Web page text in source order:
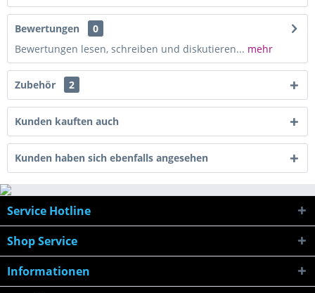
Bewertungen
0
Bewertungen lesen, schreiben und diskutieren... mehr
Zubehör 2
Kunden kauften auch
Kunden haben sich ebenfalls angesehen
Service Hotline
Shop Service
Informationen